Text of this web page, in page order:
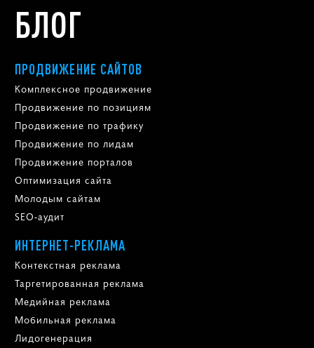
БЛОГ
ПРОДВИЖЕНИЕ САЙТОВ
Комплексное продвижение
Продвижение по позициям
Продвижение по трафику
Продвижение по лидам
Продвижение порталов
Оптимизация сайта
Молодым сайтам
SEO-аудит
ИНТЕРНЕТ-РЕКЛАМА
Контекстная реклама
Таргетированная реклама
Медийная реклама
Мобильная реклама
Лидогенерация